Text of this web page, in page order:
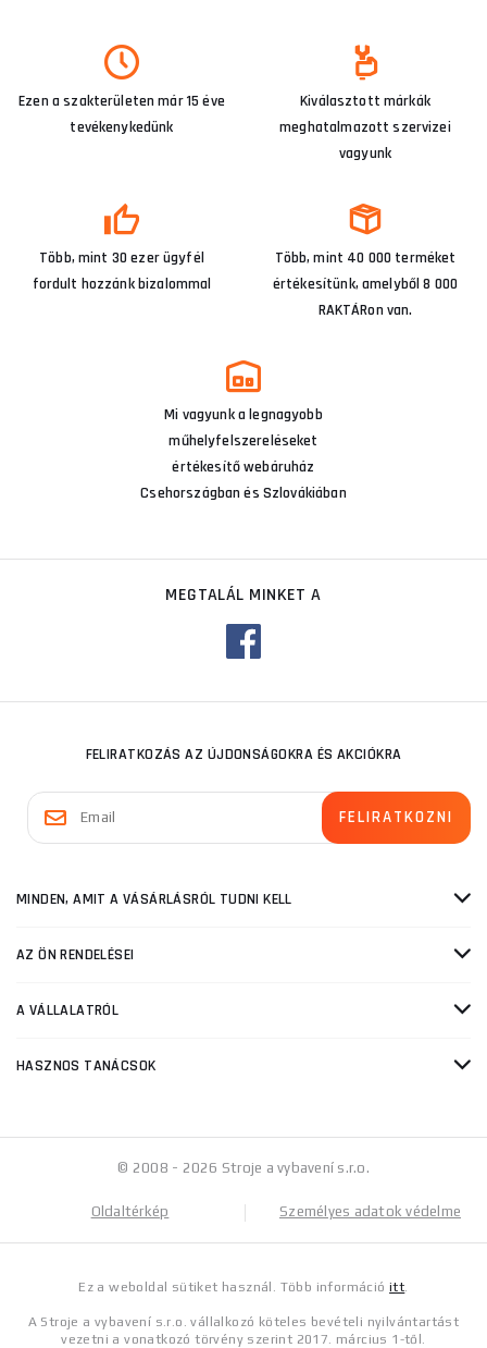
Ezen a szakterületen már 15 éve
tevékenykedünk
Kiválasztott márkák
meghatalmazott szervizei
vagyunk
Több, mint 30 ezer ügyfél
fordult hozzánk bizalommal
Több, mint 40 000 terméket
értékesítünk, amelyből 8 000
RAKTÁRon van.
Mi vagyunk a legnagyobb
műhelyfelszereléseket
értékesítő webáruház
Csehországban és Szlovákiában
MEGTALÁL MINKET A
FELIRATKOZÁS AZ ÚJDONSÁGOKRA ÉS AKCIÓKRA
MINDEN, AMIT A VÁSÁRLÁSRÓL TUDNI KELL
AZ ÖN RENDELÉSEI
A VÁLLALATRÓL
HASZNOS TANÁCSOK
© 2008 - 2026 Stroje a vybavení s.r.o.
Oldaltérkép Személyes adatok védelme
Ez a weboldal sütiket használ. Több információitt.
A Stroje a vybavení s.r.o. vállalkozó köteles bevételi nyilvántartást
vezetni a vonatkozó törvény szerint 2017. március 1-től.